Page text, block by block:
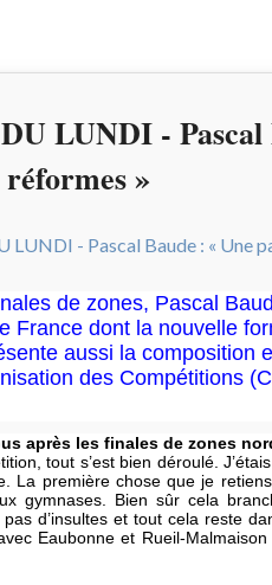
LUNDI - Pascal
réformes »
de zones, Pascal
France dont la nouvelle
aussi la composition
des Compétitions
après les finales de zones
tout s’est bien déroulé.
La première chose que je retiens
gymnases. Bien sûr cela
d’insultes et tout cela reste
Eaubonne et Rueil-